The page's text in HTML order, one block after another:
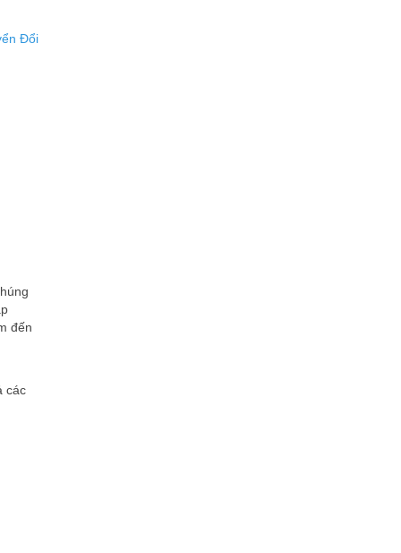
Đổi
đến
các